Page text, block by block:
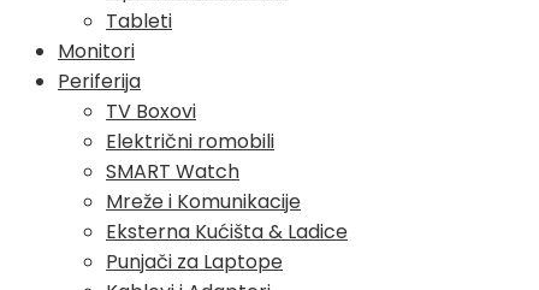
Tableti
Monitori
Periferija
TV Boxovi
Električni romobili
SMART Watch
Mreže i Komunikacije
Eksterna Kućišta & Ladice
Punjači za Laptope